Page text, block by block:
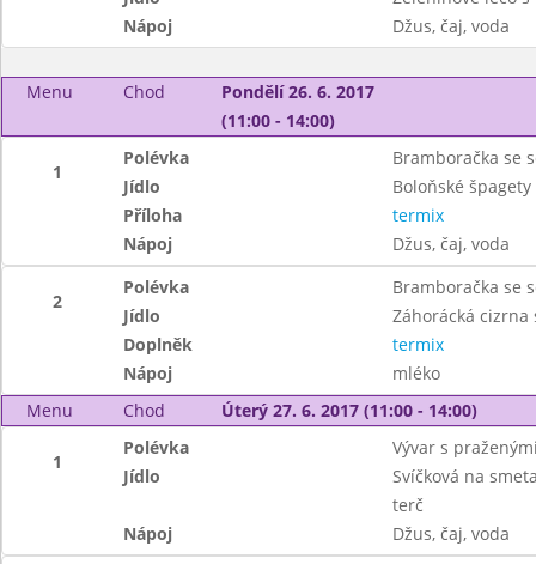
Nápoj
Džus, čaj, voda
Menu Chod
Pondělí 26. 6. 2017
(11:00 - 14:00)
1
Polévka
Bramboračka se
Jídlo
Boloňské
Příloha
termix
Nápoj
Džus, čaj, voda
2
Polévka
Bramboračka se
Jídlo
Záhorácká
Doplněk
termix
Nápoj
mléko
Menu
Chod Úterý 27. 6. 2017 (11:00 - 14:00)
1
Polévka
Vývar s
Jídlo
Svíčková na
terč
Nápoj
Džus, čaj, voda